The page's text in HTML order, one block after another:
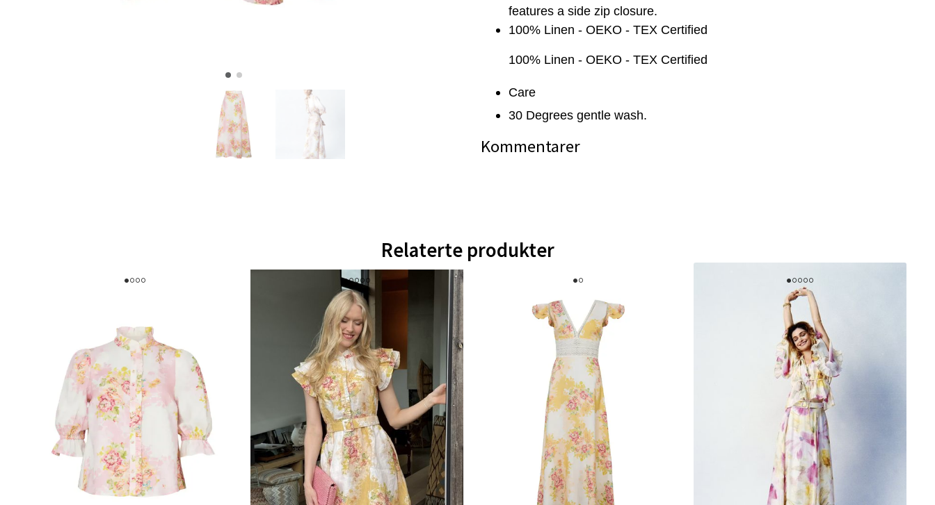
features a side zip closure.
100% Linen - OEKO - TEX Certified
100% Linen - OEKO - TEX Certified
Care
30 Degrees gentle wash.
Kommentarer
Relaterte produkter